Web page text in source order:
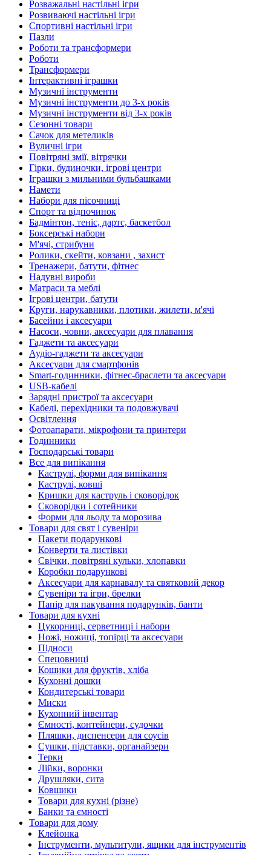
Розважальні настільні ігри
Розвиваючі настільні ігри
Спортивні настільні ігри
Пазли
Роботи та трансформери
Роботи
Трансформери
Інтерактивні іграшки
Музичні інструменти
Музичні інструменти до 3-х років
Музичні інструменти від 3-х років
Сезонні товари
Сачок для метеликів
Вуличні ігри
Повітряні змії, вітрячки
Гірки, будиночки, ігрові центри
Іграшки з мильними бульбашками
Намети
Набори для пісочниці
Спорт та відпочинок
Бадмінтон, теніс, дартс, баскетбол
Боксерські набори
М'ячі, стрибуни
Ролики, скейти, ковзани , захист
Тренажери, батути, фітнес
Надувні вироби
Матраси та меблі
Ігрові центри, батути
Круги, нарукавники, плотики, жилети, м'ячі
Басейни і аксесуари
Насоси, човни, аксесуари для плавання
Гаджети та аксесуари
Аудіо-гаджети та аксесуари
Аксесуари для смартфонів
Smart-годинники, фітнес-браслети та аксесуари
USB-кабелі
Зарядні пристрої та аксесуари
Кабелі, перехідники та подовжувачі
Освітлення
Фотоапарати, мікрофони та принтери
Годинники
Господарські товари
Все для випікання
Каструлі, форми для випікання
Каструлі, ковші
Кришки для каструль і сковорідок
Сковорідки і сотейники
Форми для льоду та морозива
Товари для свят і сувеніри
Пакети подарункові
Конверти та листівки
Свічки, повітряні кульки, хлопавки
Коробки подарункові
Аксесуари для карнавалу та святковий декор
Сувеніри та ігри, брелки
Папір для пакування подарунків, банти
Товари для кухні
Цукорниці, серветниці і набори
Ножі, ножиці, топірці та аксесуари
Підноси
Спецовниці
Кошики для фруктів, хліба
Кухонні дошки
Кондитерські товари
Миски
Кухонний інвентар
Ємності, контейнери, судочки
Пляшки, диспенсери для соусів
Сушки, підставки, органайзери
Терки
Лійки, воронки
Друшляки, сита
Ковшики
Товари для кухні (різне)
Банки та ємності
Товари для дому
Клейонка
Інструменти, мультитули, ящики для інструментів